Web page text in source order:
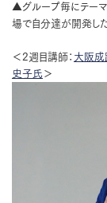
▲グループ毎にテーマ
場で自分達が開発し
＜2週目講師： 大阪成
史子氏＞